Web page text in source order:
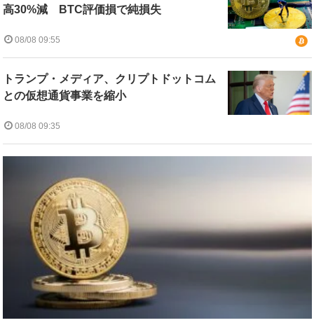
高30%減 BTC評価損で純損失
08/08 09:55
トランプ・メディア、クリプトドットコム
との仮想通貨事業を縮小
08/08 09:35